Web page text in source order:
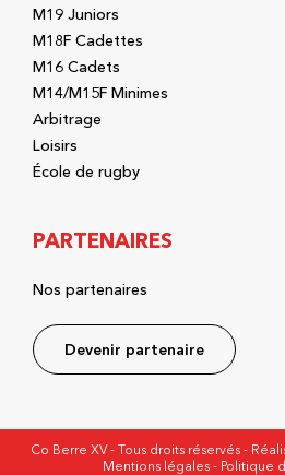
M19 Juniors
M18F Cadettes
M16 Cadets
M14/M15F Minimes
Arbitrage
Loisirs
École de rugby
PARTENAIRES
Nos partenaires
Devenir partenaire
Co Berre XV - Tous droits réservés -
Mentions légales- Politique